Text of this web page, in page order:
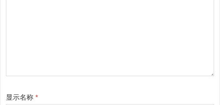
显示名称*